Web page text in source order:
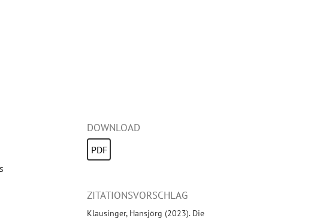
DOWNLOAD
PDF
ZITATIONSVORSCHLAG
Klausinger, Hansjörg (2023). Die